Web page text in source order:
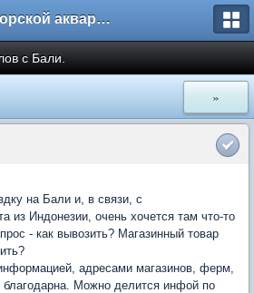
Морской аквариум. Форумы ReefCentral.ru
с Бали.
»
на Бали и, в связи, с
из Индонезии, очень хочется там что-то
- как вывозить? Магазинный товар
адресами магазинов, ферм,
благодарна. Можно делится инфой по